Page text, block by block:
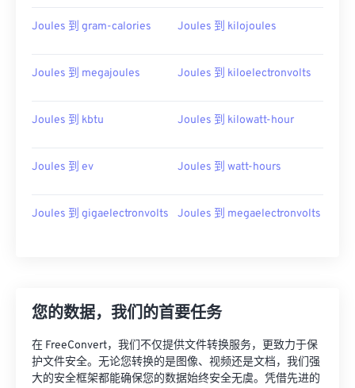
Joules 到 gram-calories Joules 到 kilojoules
Joules 到 megajoules Joules 到 kiloelectronvolts
Joules 到 kbtu Joules 到 kilowatt-hour
Joules 到 ev Joules 到 watt-hours
Joules 到 gigaelectronvolts Joules 到 megaelectronvolts
您的数据，我们的首要任务
在 FreeConvert，我们不仅提供文件转换服务，更致力于保
护文件安全。无论您转换的是图像、视频还是文档，我们强
大的安全框架都能确保您的数据始终安全无虞。凭借先进的